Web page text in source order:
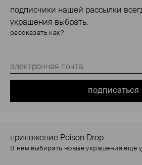
подписчики нашей рассылки
украшения выбрать.
рассказать как?
подписаться
приложение Poison Drop
В нем выбирать новые украшения еще